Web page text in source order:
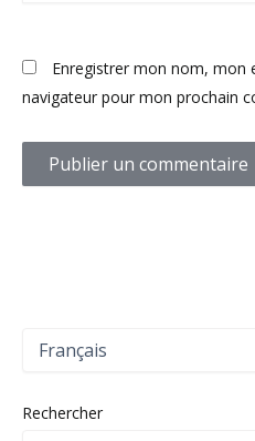
Enregistrer mon nom, mon
navigateur pour mon prochain
i
s
Rechercher